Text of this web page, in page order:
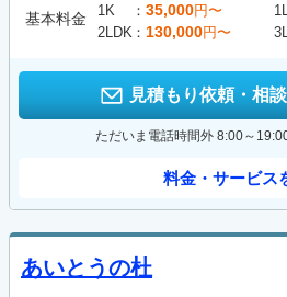
基本料金 1K 35,000円〜
2LDK
130,000円〜
見積もり依頼・相
ただいま電話時間外 8:00～
料金・サービス
あいとうの杜